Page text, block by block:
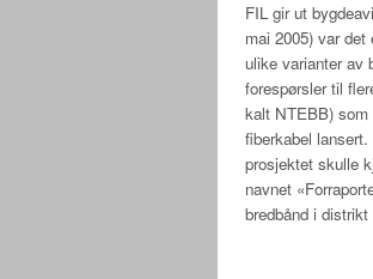
FIL gir ut
mai 2005) var
ulike varianter av
forespørsler til
kalt NTEBB) som
fiberkabel
prosjektet skulle
navnet
bredbånd i